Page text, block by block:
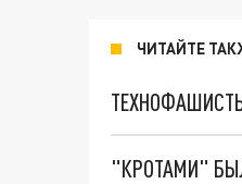
ЧИТАЙТЕ
"КРОТАМИ"